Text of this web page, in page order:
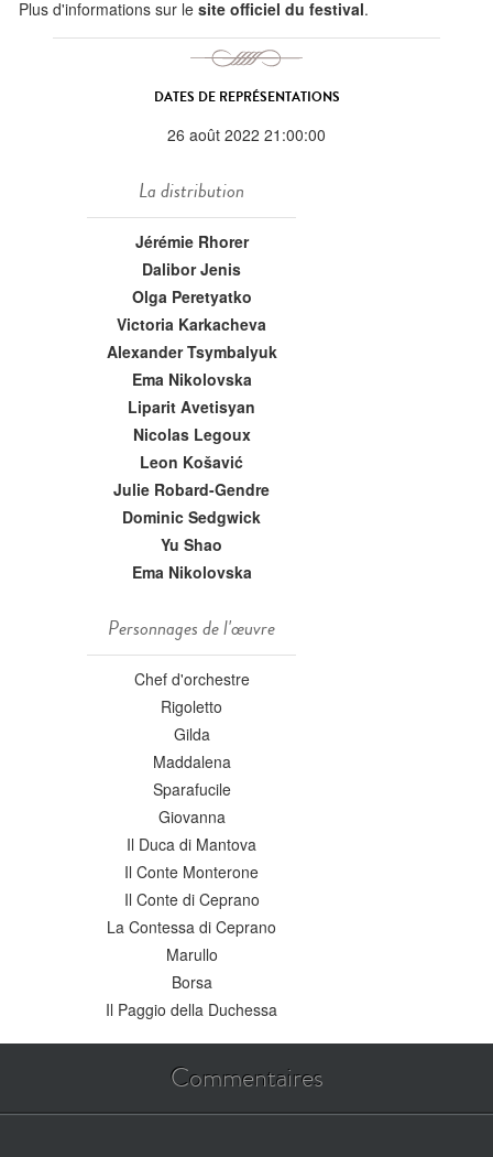
Plus d'informations sur le site officiel du festival.
DATES DE REPRÉSENTATIONS
26 août 2022 21:00:00
La distribution
Jérémie Rhorer
Dalibor Jenis
Olga Peretyatko
Victoria Karkacheva
Alexander Tsymbalyuk
Ema Nikolovska
Liparit Avetisyan
Nicolas Legoux
Leon Košavić
Julie Robard-Gendre
Dominic Sedgwick
Yu Shao
Ema Nikolovska
Personnages de l'œuvre
Chef d'orchestre
Rigoletto
Gilda
Maddalena
Sparafucile
Giovanna
Il Duca di Mantova
Il Conte Monterone
Il Conte di Ceprano
La Contessa di Ceprano
Marullo
Borsa
Il Paggio della Duchessa
Commentaires